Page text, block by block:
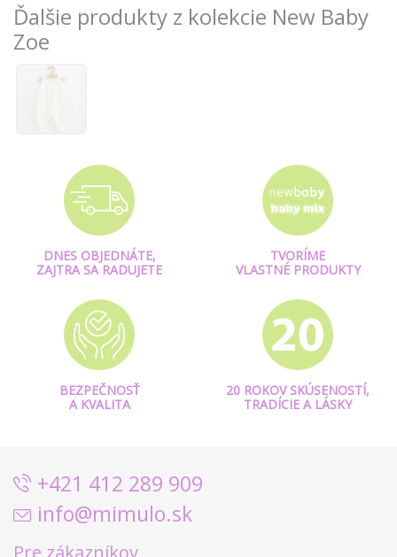
Ďalšie produkty z kolekcie New Baby
Zoe
DNES OBJEDNÁTE,
ZAJTRA SA RADUJETE
TVORÍME
VLASTNÉ PRODUKTY
BEZPEČNOSŤ
A KVALITA
20 ROKOV SKÚSENOSTÍ,
TRADÍCIE A LÁSKY
+421 412 289 909
info@mimulo.sk
Pre zákazníkov